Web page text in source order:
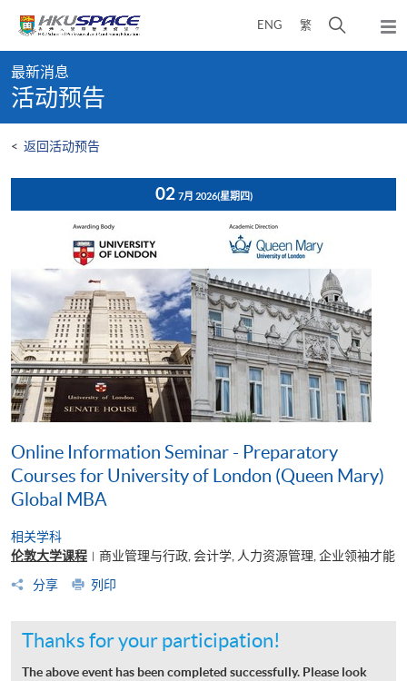
content
ENG 繁
开
弹
出
content
start
最新消息
活动预告
< 返回活动预告
02 7月 2026(星期四)
Online Information Seminar - Preparatory
Courses for University of London (Queen Mary)
Global MBA
相关学科
伦敦大学课程 | 商业管理与行政, 会计学, 人力资源管理, 企业领袖才能
分享
列印
Thanks for your participation!
The above event has been completed successfully. Please look